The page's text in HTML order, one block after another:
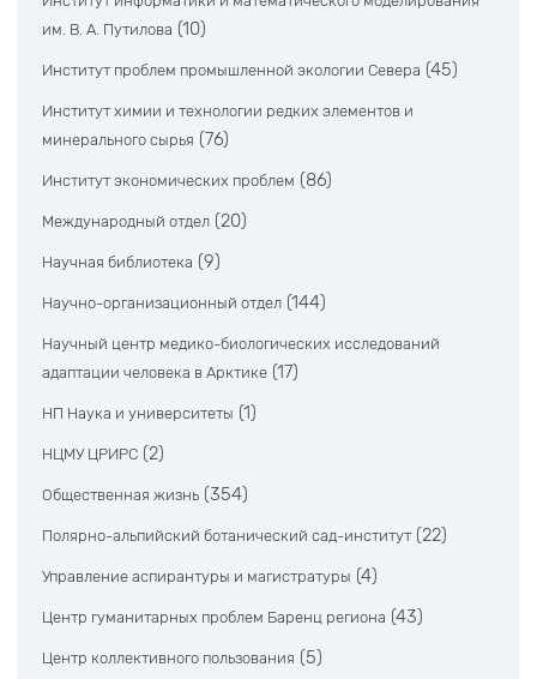
им. В. А. Путилова (10)
Институт проблем промышленной экологии Севера (45)
Институт химии и технологии редких элементов и
минерального сырья (76)
Институт экономических проблем (86)
Международный отдел (20)
Научная библиотека (9)
Научно-организационный отдел (144)
Научный центр медико-биологических исследований
адаптации человека в Арктике (17)
НП Наука и университеты (1)
НЦМУ ЦРИРС (2)
Общественная жизнь (354)
Полярно-альпийский ботанический сад-институт (22)
Управление аспирантуры и магистратуры (4)
Центр гуманитарных проблем Баренц региона (43)
Центр коллективного пользования (5)